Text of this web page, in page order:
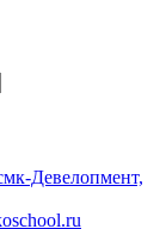
Девелопмент,